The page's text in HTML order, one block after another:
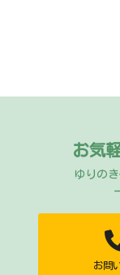
お気
ゆりの
お問